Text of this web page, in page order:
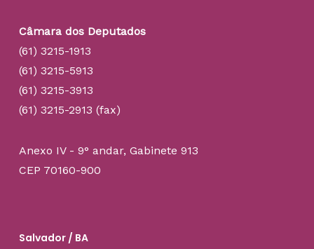
Câmara dos Deputados
(61) 3215-1913
(61) 3215-5913
(61) 3215-3913
(61) 3215-2913 (fax)
Anexo IV - 9° andar, Gabinete 913
CEP 70160-900
Salvador / BA